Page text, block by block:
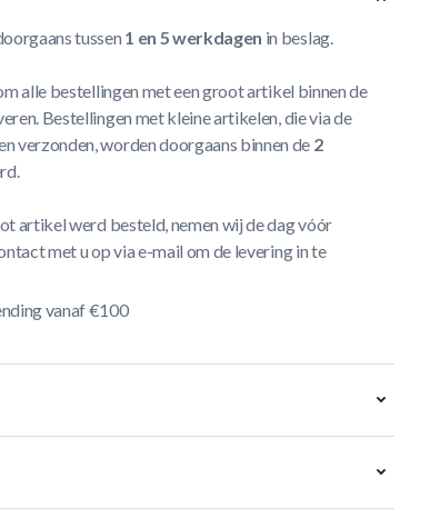
tussen 1 en 5 werkdagen in beslag.
alle bestellingen met een groot artikel binnen de
Bestellingen met kleine artikelen, die via de
verzonden, worden doorgaans binnen de 2
artikel werd besteld, nemen wij de dag vóór
met u op via e-mail om de levering in te
vanaf €100